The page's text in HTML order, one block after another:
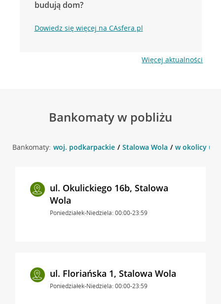
budują dom?
Dowiedz się więcej na CAsfera.pl
Więcej aktualności
Bankomaty w pobliżu
Bankomaty: woj. podkarpackie Stalowa Wola w okolicy ul.
ul. Okulickiego 16b, Stalowa
Wola
Poniedziałek-Niedziela: 00:00-23:59
ul. Floriańska 1, Stalowa Wola
Poniedziałek-Niedziela: 00:00-23:59